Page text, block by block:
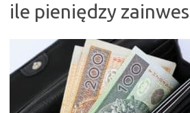
ile pieniędzy